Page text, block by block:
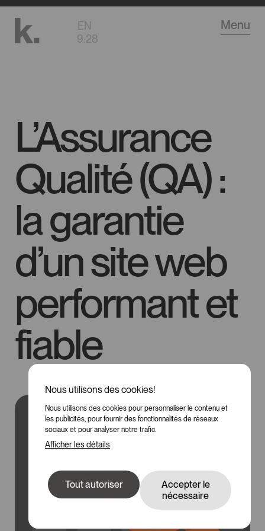
Nous utilisons des cookies!
Nous utilisons des cookies pour personnaliser le contenu et
les publicités, pour fournir des fonctionnalités de réseaux
sociaux et pour analyser notre trafic.
Afficher les détails
Tout autoriser
Accepter le
nécessaire
contenu
EN
9:28
Menu
L’Assurance
Qualité (QA) :
la garantie
d’un site web
performant et
fiable